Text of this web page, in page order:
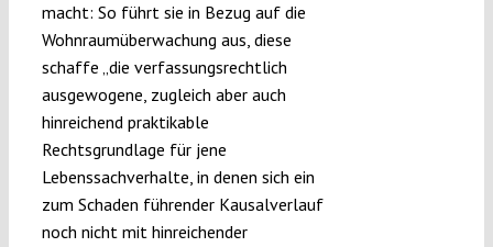
macht: So führt sie in Bezug auf die
Wohnraumüberwachung aus, diese
schaffe „die verfassungsrechtlich
ausgewogene, zugleich aber auch
hinreichend praktikable
Rechtsgrundlage für jene
Lebenssachverhalte, in denen sich ein
zum Schaden führender Kausalverlauf
noch nicht mit hinreichender